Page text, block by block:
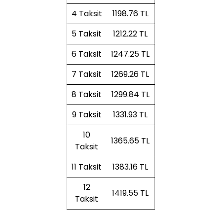
4 Taksit
1198.76 TL
5 Taksit
1212.22 TL
6 Taksit
1247.25 TL
7 Taksit
1269.26 TL
8 Taksit
1299.84 TL
9 Taksit
1331.93 TL
10
Taksit
1365.65 TL
11 Taksit
1383.16 TL
12
Taksit
1419.55 TL